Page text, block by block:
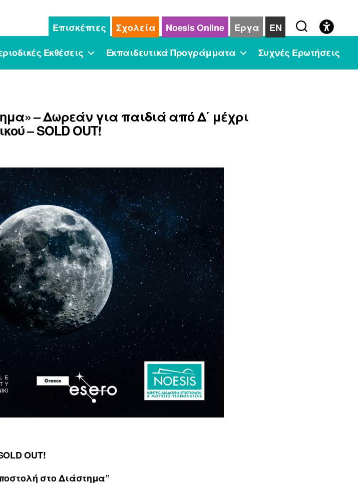
Επισκέπτες Σχολεία Noesis Online Έργα
EN
Εκθέσεις Εκπαιδευτικά Προγράμματα Συχνές Ερωτήσεις
– Δωρεάν για παιδιά από Δ΄ μέχρι
– SOLD OUT!
OUT!
στο Διάστημα”